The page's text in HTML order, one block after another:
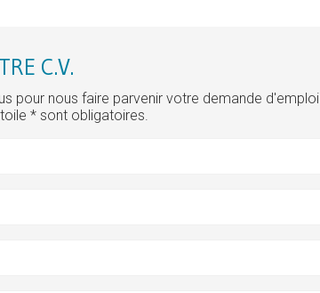
C.V.
pour nous faire parvenir votre demande d'emploi.
* sont obligatoires.